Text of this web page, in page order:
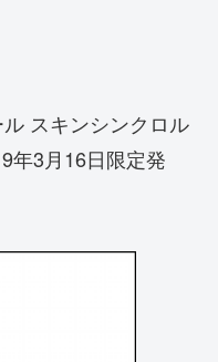
スキンシンクロル
3月16日限定発